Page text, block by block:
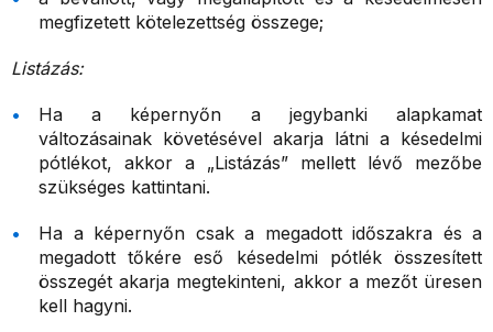
megfizetett kötelezettség összege;
Listázás:
Ha a képernyőn a jegybanki alapkamat
változásainak követésével akarja látni a késedelmi
pótlékot, akkor a „Listázás” mellett lévő mezőbe
szükséges kattintani.
Ha a képernyőn csak a megadott időszakra és a
megadott tőkére eső késedelmi pótlék összesített
összegét akarja megtekinteni, akkor a mezőt üresen
kell hagyni.